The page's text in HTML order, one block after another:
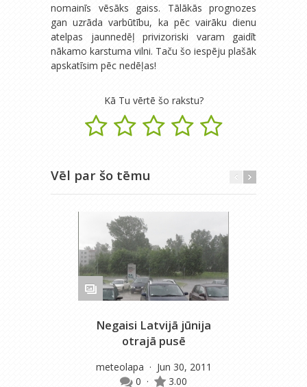
nomainīs vēsāks gaiss. Tālākās prognozes
gan uzrāda varbūtību, ka pēc vairāku dienu
atelpas jaunnedēļ privizoriski varam gaidīt
nākamo karstuma vilni. Taču šo iespēju plašāk
apskatīsim pēc nedēļas!
Kā Tu vērtē šo rakstu?
Vēl par šo tēmu
Negaisi Latvijā jūnija
otrajā pusē
meteolapa · Jun 30, 2011
0 · 3.00